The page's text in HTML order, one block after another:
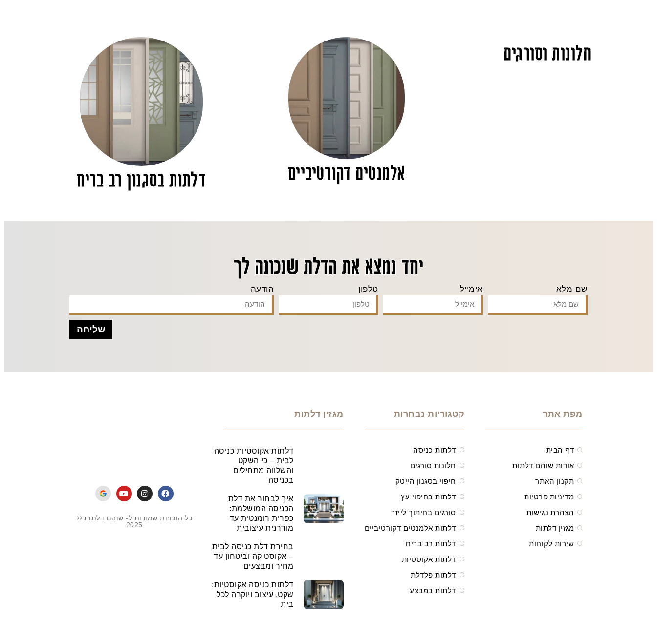
חלונות וסורגים
אלמנטים דקורטיביים דלתות בסגנון רב בריח
יחד נמצא את הדלת שנכונה לך
שם מלא אימייל טלפון הודעה
שליחה
מפת אתר
דף הבית
אודות שוהם דלתות
תקנון האתר
מדיניות פרטיות
הצהרת נגישות
מגזין דלתות
שירות לקוחות
קטגוריות נבחרות
דלתות כניסה
חלונות סורגים
חיפוי בסגנון הייטק
דלתות בחיפוי עץ
סורגים בחיתוך לייזר
דלתות אלמנטים דקורטיביים
דלתות רב בריח
דלתות אקוסטיות
דלתות פלדלת
דלתות במבצע
מגזין דלתות
דלתות אקוסטיות כניסה
לבית – כי השקט
והשלווה מתחילים
בכניסה
איך לבחור את דלת
הכניסה המושלמת:
כפרית רומנטית עד
מודרנית עיצובית
בחירת דלת כניסה לבית
– אקוסטיקה וביטחון עד
מחיר ומבצעים
דלתות כניסה אקוסטיות:
שקט, עיצוב ויוקרה לכל
בית
כל הזכויות שמורות ל- שוהם דלתות ©
2025